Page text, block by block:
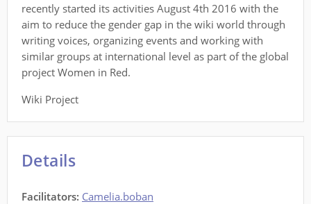
recently started its activities August 4th 2016 with the
aim to reduce the gender gap in the wiki world through
writing voices, organizing events and working with
similar groups at international level as part of the global
project Women in Red.
Wiki Project
Details
Facilitators: Camelia.boban